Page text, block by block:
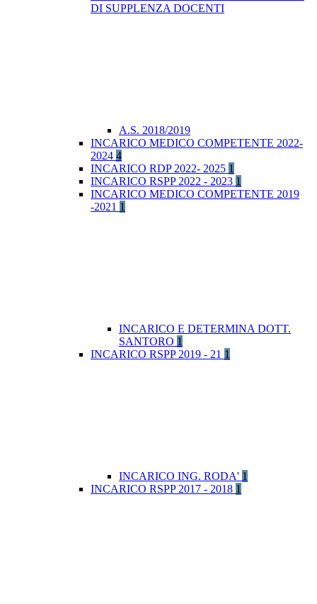
DI SUPPLENZA DOCENTI
A.S. 2018/2019
INCARICO MEDICO COMPETENTE 2022-
2024 4
INCARICO RDP 2022- 2025 1
INCARICO RSPP 2022 - 2023 1
INCARICO MEDICO COMPETENTE 2019
-2021 1
INCARICO E DETERMINA DOTT.
SANTORO 1
INCARICO RSPP 2019 - 21 1
INCARICO ING. RODA' 1
INCARICO RSPP 2017 - 2018 1